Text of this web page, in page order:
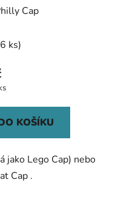
Cap
ks)
KOŠÍKU
jako Lego Cap) nebo
Cap .